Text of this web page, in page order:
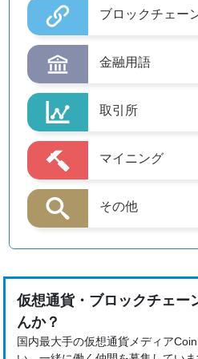
ブロックチェー
金融用語
取引所
マイニング
その他
仮想通貨・ブロックチェー
んか？
国内最大手の仮想通貨メディア